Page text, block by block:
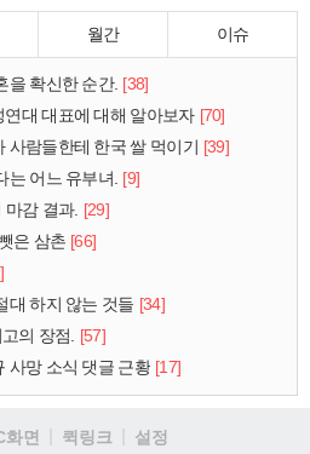
월간 이슈
을 확신한 순간. [38]
대 대표에 대해 알아보자 [70]
사람들한테 한국 쌀 먹이기 [39]
는 어느 유부녀. [9]
마감 결과. [29]
은 삼촌 [66]
대 하지 않는 것들 [34]
의 장점. [57]
사망 소식 댓글 근황 [17]
화면 퀵링크
설정